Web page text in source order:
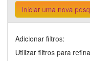
Iniciar uma nova
Adicionar filtros:
Utilizar filtros para